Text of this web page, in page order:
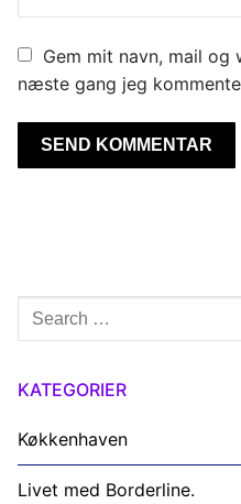
Gem mit navn, mail og
næste gang jeg
Søg
efter:
KATEGORIER
Køkkenhaven
Livet med Borderline.